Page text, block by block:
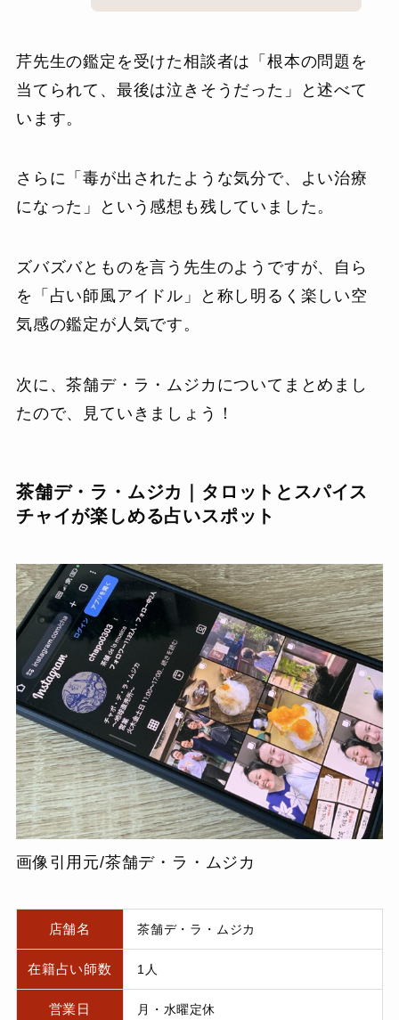
芹先生の鑑定を受けた相談者は「根本の問題を
当てられて、最後は泣きそうだった」と述べて
います。
さらに「毒が出されたような気分で、よい治療
になった」という感想も残していました。
ズバズバとものを言う先生のようですが、自ら
を「占い師風アイドル」と称し明るく楽しい空
気感の鑑定が人気です。
次に、茶舗デ・ラ・ムジカについてまとめまし
たので、見ていきましょう！
茶舗デ・ラ・ムジカ｜タロットとスパイス
チャイが楽しめる占いスポット
画像引用元/茶舗デ・ラ・ムジカ
店舗名 茶舗デ・ラ・ムジカ
在籍占い師数 1人
営業日 月・水曜定休